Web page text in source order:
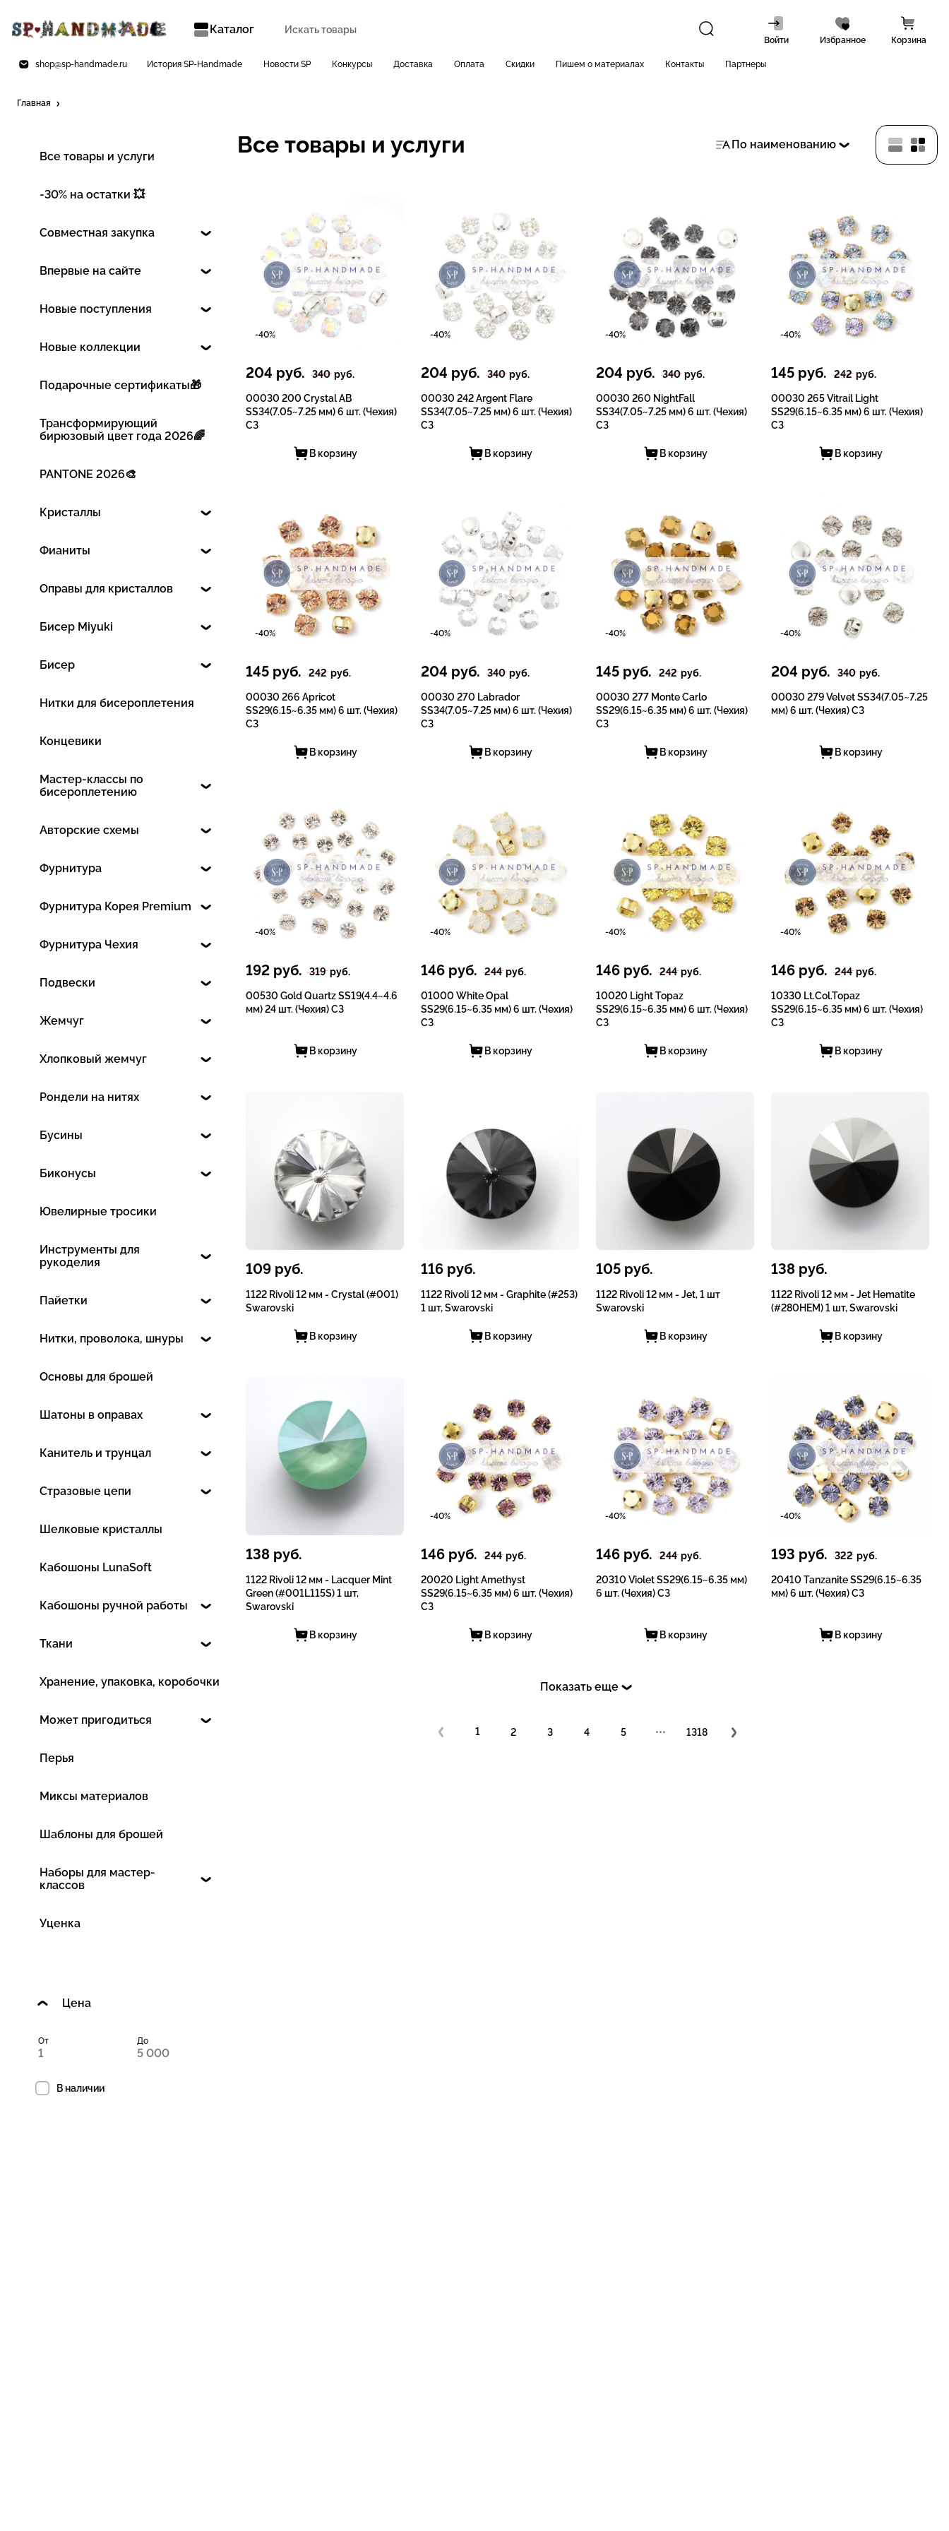
Каталог
Войти Избранное Корзина
shop@sp-handmade.ru История SP-Handmade Новости SP Конкурсы Доставка Оплата Скидки Пишем о материалах Контакты Партнеры
Главная
Все товары и услуги
-30% на остатки 💥
Совместная закупка
Впервые на сайте
Новые поступления
Новые коллекции
Подарочные сертификаты🎁
Трансформирующий
бирюзовый цвет года 2026🌈
PANTONE 2026🎨
Кристаллы
Фианиты
Оправы для кристаллов
Бисер Miyuki
Бисер
Нитки для бисероплетения
Концевики
Мастер-классы по
бисероплетению
Авторские схемы
Фурнитура
Фурнитура Корея Premium
Фурнитура Чехия
Подвески
Жемчуг
Хлопковый жемчуг
Рондели на нитях
Бусины
Биконусы
Ювелирные тросики
Инструменты для
рукоделия
Пайетки
Нитки, проволока, шнуры
Основы для брошей
Шатоны в оправах
Канитель и трунцал
Стразовые цепи
Шелковые кристаллы
Кабошоны LunaSoft
Кабошоны ручной работы
Ткани
Хранение, упаковка, коробочки
Может пригодиться
Перья
Миксы материалов
Шаблоны для брошей
Наборы для мастер-
классов
Уценка
Цена
От До
В наличии
Все товары и услуги По наименованию
-40%
204 руб. 340 руб.
00030 200 Crystal AB
SS34(7.05~7.25 мм) 6 шт. (Чехия)
СЗ
В корзину
-40%
204 руб. 340 руб.
00030 242 Argent Flare
SS34(7.05~7.25 мм) 6 шт. (Чехия)
СЗ
В корзину
-40%
204 руб. 340 руб.
00030 260 NightFall
SS34(7.05~7.25 мм) 6 шт. (Чехия)
СЗ
В корзину
-40%
145 руб. 242 руб.
00030 265 Vitrail Light
SS29(6.15~6.35 мм) 6 шт. (Чехия)
СЗ
В корзину
-40%
145 руб. 242 руб.
00030 266 Apricot
SS29(6.15~6.35 мм) 6 шт. (Чехия)
СЗ
В корзину
-40%
204 руб. 340 руб.
00030 270 Labrador
SS34(7.05~7.25 мм) 6 шт. (Чехия)
СЗ
В корзину
-40%
145 руб. 242 руб.
00030 277 Monte Carlo
SS29(6.15~6.35 мм) 6 шт. (Чехия)
СЗ
В корзину
-40%
204 руб. 340 руб.
00030 279 Velvet SS34(7.05~7.25
мм) 6 шт. (Чехия) СЗ
В корзину
-40%
192 руб. 319руб.
00530 Gold Quartz SS19(4.4~4.6
мм) 24 шт. (Чехия) СЗ
В корзину
-40%
146 руб. 244руб.
01000 White Opal
SS29(6.15~6.35 мм) 6 шт. (Чехия)
СЗ
В корзину
-40%
146 руб. 244руб.
10020 Light Topaz
SS29(6.15~6.35 мм) 6 шт. (Чехия)
СЗ
В корзину
-40%
146 руб. 244руб.
10330 Lt.Col.Topaz
SS29(6.15~6.35 мм) 6 шт. (Чехия)
СЗ
В корзину
109 руб.
1122 Rivoli 12 мм - Crystal (#001)
Swarovski
В корзину
116 руб.
1122 Rivoli 12 мм - Graphite (#253)
1 шт, Swarovski
В корзину
105 руб.
1122 Rivoli 12 мм - Jet, 1 шт
Swarovski
В корзину
138 руб.
1122 Rivoli 12 мм - Jet Hematite
(#280HEM) 1 шт, Swarovski
В корзину
138 руб.
1122 Rivoli 12 мм - Lacquer Mint
Green (#001L115S) 1 шт,
Swarovski
В корзину
-40%
146 руб. 244руб.
20020 Light Amethyst
SS29(6.15~6.35 мм) 6 шт. (Чехия)
СЗ
В корзину
-40%
146 руб. 244руб.
20310 Violet SS29(6.15~6.35 мм)
6 шт. (Чехия) СЗ
В корзину
-40%
193 руб. 322 руб.
20410 Tanzanite SS29(6.15~6.35
мм) 6 шт. (Чехия) СЗ
В корзину
Показать еще
1 2 3 4 5 ••• 1318